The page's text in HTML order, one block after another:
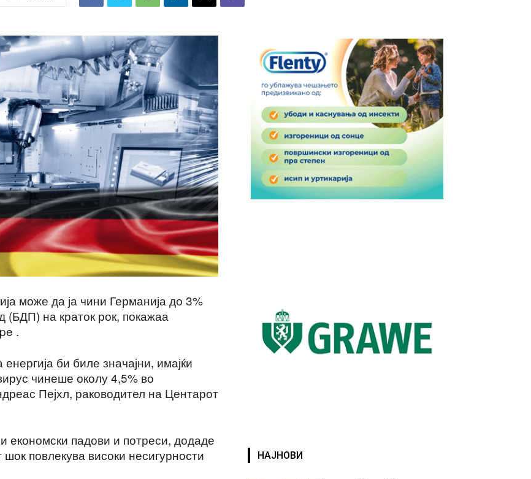
може да ја чини Германија до 3%
(БДП) на краток рок, покажаа
.
би биле значајни, имајќи
чинеше околу 4,5% во
Пејхл, раководител на Центарот
економски падови и потреси, додаде
шок повлекува високи несигурности
НАЈНОВИ